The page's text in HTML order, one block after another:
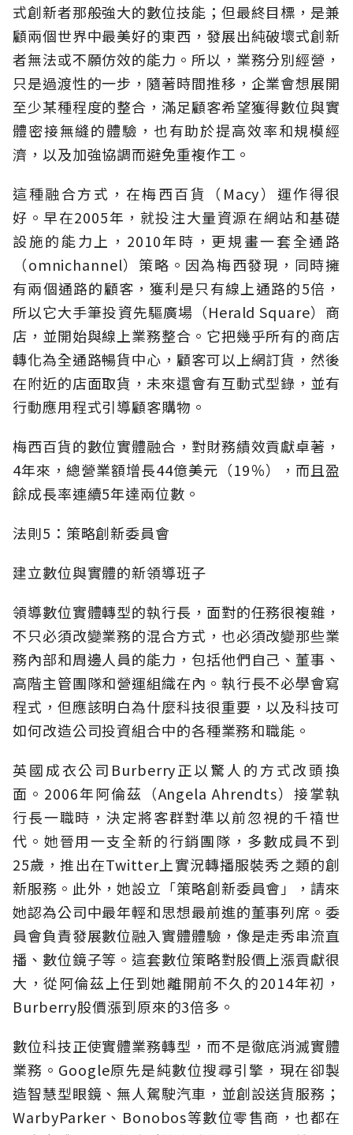
式創新者那般強大的數位技能；但最終目標，是兼
顧兩個世界中最美好的東西，發展出純破壞式創新
者無法或不願仿效的能力。所以，業務分別經營，
只是過渡性的一步，隨著時間推移，企業會想展開
至少某種程度的整合，滿足顧客希望獲得數位與實
體密接無縫的體驗，也有助於提高效率和規模經
濟，以及加強協調而避免重複作工。
這種融合方式，在梅西百貨（Macy）運作得很
好。早在2005年，就投注大量資源在網站和基礎
設施的能力上，2010年時，更規畫一套全通路
（omnichannel）策略。因為梅西發現，同時擁
有兩個通路的顧客，獲利是只有線上通路的5倍，
所以它大手筆投資先驅廣場（Herald Square）商
店，並開始與線上業務整合。它把幾乎所有的商店
轉化為全通路暢貨中心，顧客可以上網訂貨，然後
在附近的店面取貨，未來還會有互動式型錄，並有
行動應用程式引導顧客購物。
梅西百貨的數位實體融合，對財務績效貢獻卓著，
4年來，總營業額增長44億美元（19％），而且盈
餘成長率連續5年達兩位數。
法則5：策略創新委員會
建立數位與實體的新領導班子
領導數位實體轉型的執行長，面對的任務很複雜，
不只必須改變業務的混合方式，也必須改變那些業
務內部和周邊人員的能力，包括他們自己、董事、
高階主管團隊和營運組織在內。執行長不必學會寫
程式，但應該明白為什麼科技很重要，以及科技可
如何改造公司投資組合中的各種業務和職能。
英國成衣公司Burberry正以驚人的方式改頭換
面。2006年阿倫茲（Angela Ahrendts）接掌執
行長一職時，決定將客群對準以前忽視的千禧世
代。她晉用一支全新的行銷團隊，多數成員不到
25歲，推出在Twitter上實況轉播服裝秀之類的創
新服務。此外，她設立「策略創新委員會」，請來
她認為公司中最年輕和思想最前進的董事列席。委
員會負責發展數位融入實體體驗，像是走秀串流直
播、數位鏡子等。這套數位策略對股價上漲貢獻很
大，從阿倫茲上任到她離開前不久的2014年初，
Burberry股價漲到原來的3倍多。
數位科技正使實體業務轉型，而不是徹底消滅實體
業務。Google原先是純數位搜尋引擎，現在卻製
造智慧型眼鏡、無人駕駛汽車，並創設送貨服務；
WarbyParker、Bonobos等數位零售商，也都在